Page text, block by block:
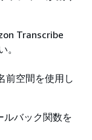
Transcribe
。
前空間を使用し
ルバック関数を